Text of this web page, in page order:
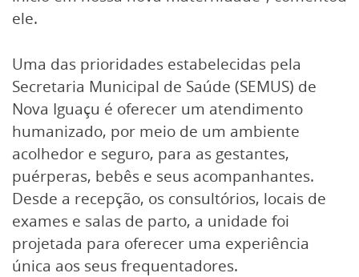
ele.
Uma das prioridades estabelecidas pela
Secretaria Municipal de Saúde (SEMUS) de
Nova Iguaçu é oferecer um atendimento
humanizado, por meio de um ambiente
acolhedor e seguro, para as gestantes,
puérperas, bebês e seus acompanhantes.
Desde a recepção, os consultórios, locais de
exames e salas de parto, a unidade foi
projetada para oferecer uma experiência
única aos seus frequentadores.